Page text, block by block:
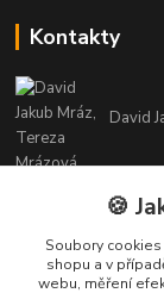
Kontakty
David
info@bylinky-
🍪
Soubory
shopu a v
webu, měření